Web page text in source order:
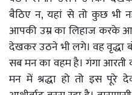
बैठिए न,यहां से तो कुछ भी
आपकी उम्र का लिहाज करके
देखकर उठने भी लगे। वह वृद्धा
सब मन का वहम है। गंगा आरती
मन में श्रद्धा हो तो इस पूरे